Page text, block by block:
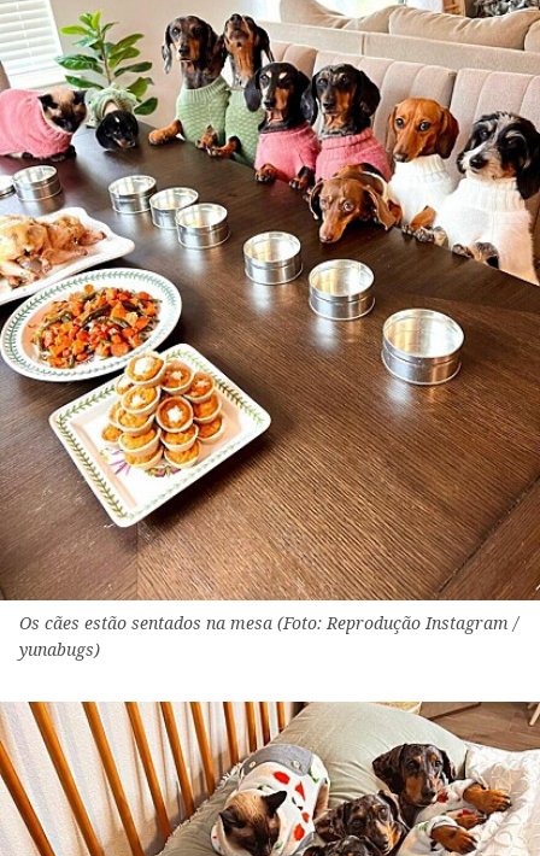
Os cães estão sentados na mesa (Foto: Reprodução Instagram /
yunabugs)